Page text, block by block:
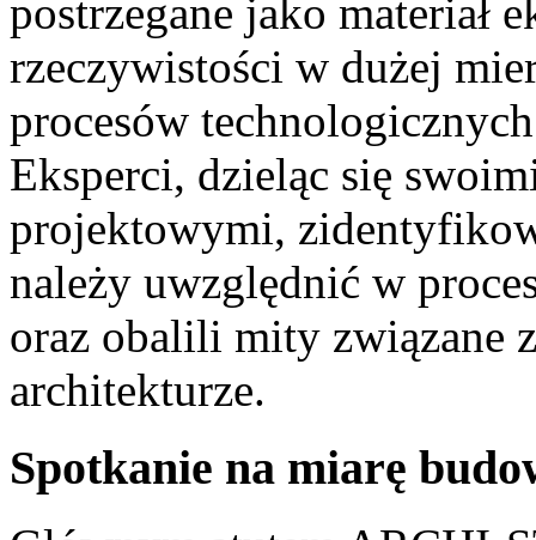
postrzegane jako
rzeczywistości w dużej
procesów
Eksperci, dzieląc się
projektowymi,
należy uwzględnić w
oraz obalili mity związane
architekturze.
Spotkanie na miarę